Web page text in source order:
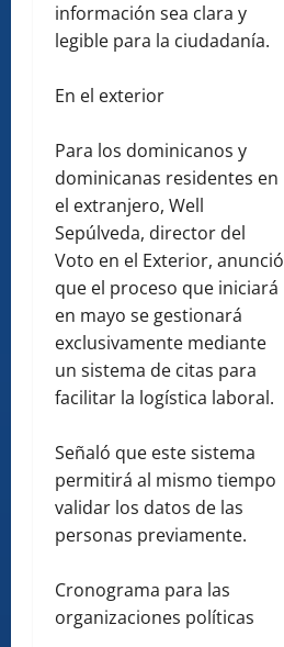
información sea clara y
legible para la ciudadanía.
En el exterior
Para los dominicanos y
dominicanas residentes en
el extranjero, Well
Sepúlveda, director del
Voto en el Exterior, anunció
que el proceso que iniciará
en mayo se gestionará
exclusivamente mediante
un sistema de citas para
facilitar la logística laboral.
Señaló que este sistema
permitirá al mismo tiempo
validar los datos de las
personas previamente.
Cronograma para las
organizaciones políticas